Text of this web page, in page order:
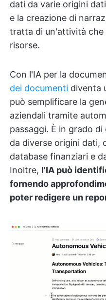
dati da varie origini
e la creazione di
tratta di un'attività
risorse.
Con l'IA per la
dei documenti diventa
può semplificare la
aziendali tramite
passaggi. È in grado
da diverse origini dati,
database finanziari e
Inoltre, l'IA può
fornendo
poter redigere un